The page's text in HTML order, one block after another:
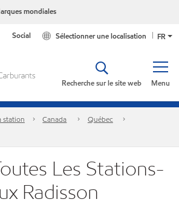
mondiales
FR
Sélectionner une localisation
Social
Menu
Recherche sur le site web
station Canada
Québec
Les Stations-
Radisson